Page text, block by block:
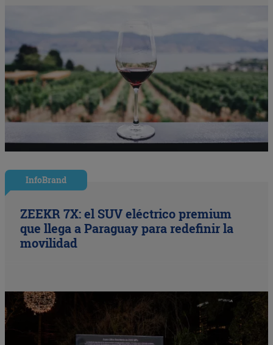
InfoBrand
ZEEKR 7X: el SUV eléctrico premium
que llega a Paraguay para redefinir la
movilidad